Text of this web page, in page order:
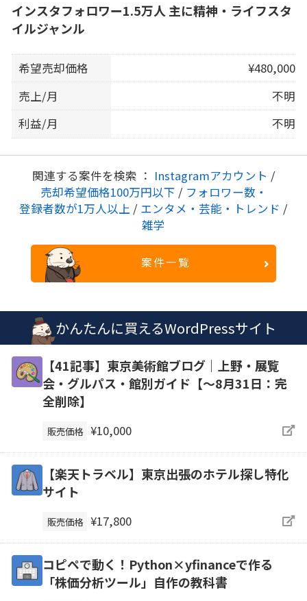
インスタフォロワー1.5万人 主に精神・ライフスタ
イルジャンル
希望売却価格
¥480,000
売上/月
不明
利益/月
不明
関連する案件を検索 ： Instagramアカウント /
売却希望価格100万円以下 / フォロワー数・
登録者数が1万人以上 / エンタメ・芸能・トレンド /
雑学
案件一覧
かんたんに買えるWordPressサイト
【41記事】東京美術館ブログ｜上野・展覧
会・グルパス・館別ガイド【～8月31日：完
全削除】
販売価格 ¥10,000
【楽天トラベル】東京出張のホテル探し特化
サイト
販売価格 ¥17,800
コピペで動く！Python×yfinanceで作る
「株価分析ツール」自作の教科書